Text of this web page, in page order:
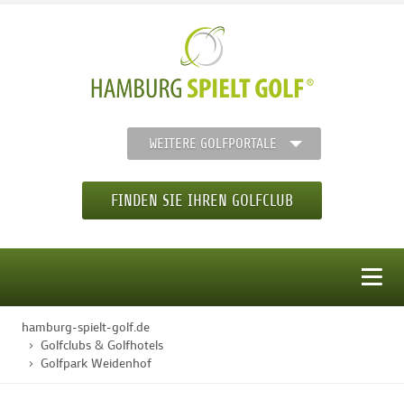
WEITERE GOLFPORTALE
FINDEN SIE IHREN GOLFCLUB
STARTSEITE
hamburg-spielt-golf.de
Golfclubs & Golfhotels
Golfpark Weidenhof